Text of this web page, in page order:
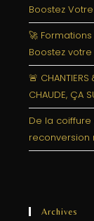
Boostez Votre
🚀
Boostez votre
🚨 CHANTIERS
CHAUDE, ÇA
De la coiffure
reconversion
Archives